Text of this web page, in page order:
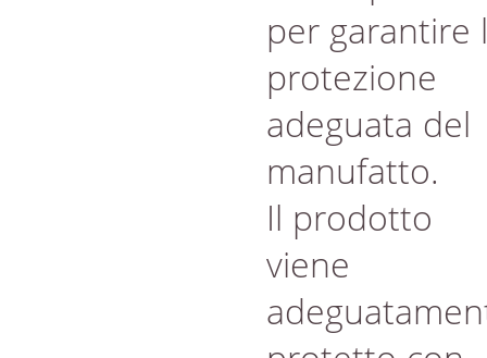
per garantire
protezione
adeguata del
manufatto.
Il prodotto
viene